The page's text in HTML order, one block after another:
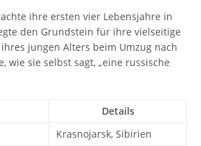
ihre ersten vier Lebensjahre in
den Grundstein für ihre vielseitige
jungen Alters beim Umzug nach
wie sie selbst sagt, „eine russische
Details
Krasnojarsk, Sibirien